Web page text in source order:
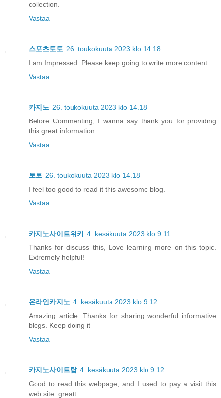
collection.
Vastaa
스포츠토토 26. toukokuuta 2023 klo 14.18
I am Impressed. Please keep going to write more content…
Vastaa
카지노 26. toukokuuta 2023 klo 14.18
Before Commenting, I wanna say thank you for providing
this great information.
Vastaa
토토 26. toukokuuta 2023 klo 14.18
I feel too good to read it this awesome blog.
Vastaa
카지노사이트위키
4. kesäkuuta 2023 klo 9.11
Thanks for discuss this, Love learning more on this topic.
Extremely helpful!
Vastaa
온라인카지노 4. kesäkuuta 2023 klo 9.12
Amazing article. Thanks for sharing wonderful informative
blogs. Keep doing it
Vastaa
카지노사이트탑 4. kesäkuuta 2023 klo 9.12
Good to read this webpage, and I used to pay a visit this
web site. greatt